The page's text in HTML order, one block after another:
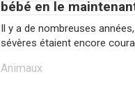
bébé en le
Il y a de nombreuses
sévères étaient encore
Animaux